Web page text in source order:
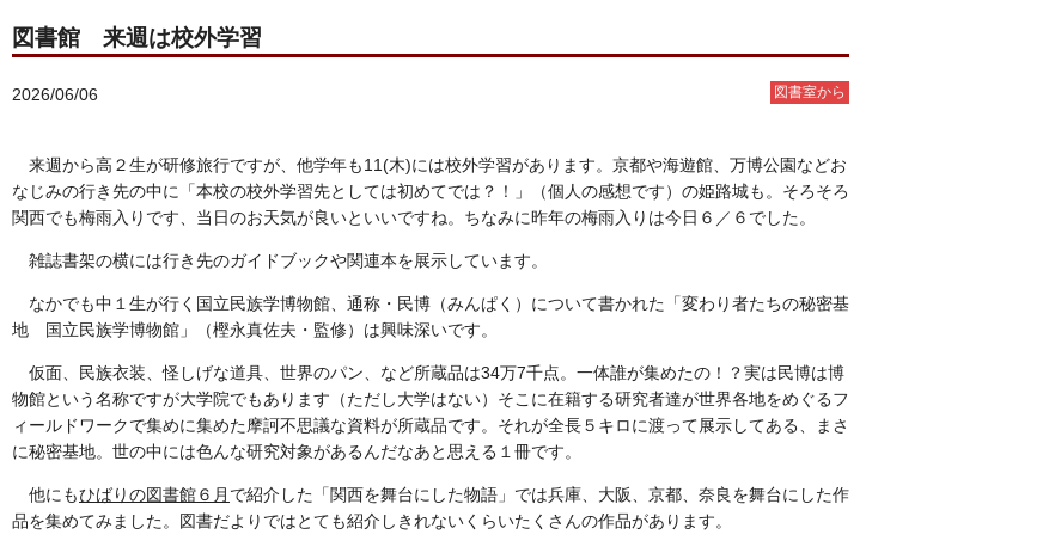
図書館 来週は校外学習
2026/06/06 図書室から
来週から高２生が研修旅行ですが、他学年も11(木)には校外学習があります。京都や海遊館、万博公園などお
なじみの行き先の中に「本校の校外学習先としては初めてでは？！」（個人の感想です）の姫路城も。そろそろ
関西でも梅雨入りです、当日のお天気が良いといいですね。ちなみに昨年の梅雨入りは今日６／６でした。
雑誌書架の横には行き先のガイドブックや関連本を展示しています。
なかでも中１生が行く国立民族学博物館、通称・民博（みんぱく）について書かれた 「変わり者たちの秘密基
地 国立民族学博物館」（樫永真佐夫・監修） は興味深いです。
仮面、民族衣装、怪しげな道具、世界のパン、など所蔵品は34万7千点。一体誰が集めたの！？実は民博は博
物館という名称ですが大学院でもあります（ただし大学はない）そこに在籍する研究者達が世界各地をめぐるフ
ィールドワークで集めに集めた摩訶不思議な資料が所蔵品です。それが全長５キロに渡って展示してある、まさ
に秘密基地。世の中には色んな研究対象があるんだなあと思える１冊です。
他にもひばりの図書館６月 で紹介した「関西を舞台にした物語」では兵庫、大阪、京都、奈良を舞台にした作
品を集めてみました。図書だよりではとても紹介しきれないくらいたくさんの作品があります。